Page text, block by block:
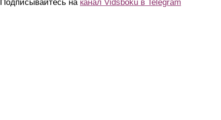
Подписывайтесь на канал Vidsboku в Telegram